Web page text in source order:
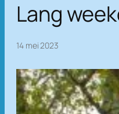
Lang
14 mei 2023